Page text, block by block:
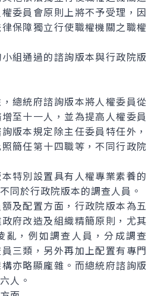
委員會原則上將不予受理，因
保障獨立行使職權機關之職權
通過的諮詢版本與行政院版
，總統府諮詢版本將人權委員從
至十一人，並為提高人權委員
版本規定除主任委員特任外，
簡任第十四職等，不同行政院
本特別設置具有人權專業素養的
同於行政院版本的調查人員。
額及配置方面，行政院版本為五
府改造及組織精簡原則，尤其
亂，例如調查人員，分成調查
三類，另外再加上配置有專門
亦略顯龐雜。而總統府諮詢版
人。